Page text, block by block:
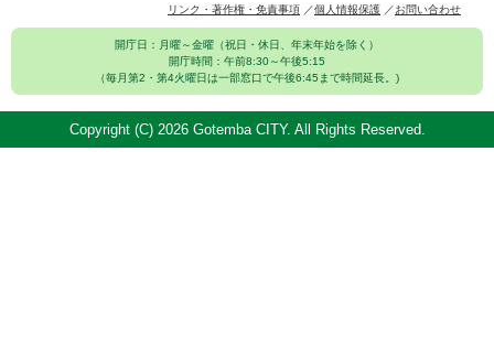
リンク・著作権・免責事項 個人情報保護 お問い合わせ
開庁日：月曜～金曜（祝日・休日、年末年始を除く）
開庁時間：午前8:30～午後5:15
（毎月第2・第4火曜日は一部窓口で午後6:45まで時間延長。)
Copyright (C) 2026 Gotemba CITY. All Rights Reserved.